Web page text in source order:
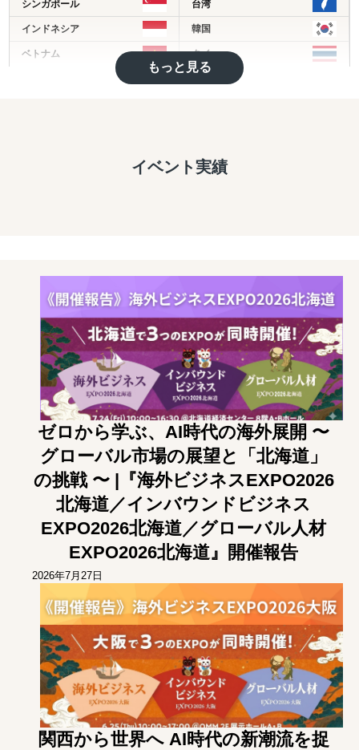
グローハイはこれまでに中小企業から大企業まで様々な規
模、業界の数多くの日本企業のアメリカ進出、中国進出、
ヨーロッパ進出を成功に導いてきました。
シンガポール 台湾
インドネシア 韓国
ベトナム タイ
マレーシア
ドイツ
オセアニア アフリカ
ロシア その他英語圏
もっと見る
イベント実績
ゼロから学ぶ、AI時代の海外展開 〜
グローバル市場の展望と「北海道」
の挑戦 〜 |『海外ビジネスEXPO2026
北海道／インバウンドビジネス
EXPO2026北海道／グローバル人材
EXPO2026北海道』開催報告
2026年7月27日
関西から世界へ AI時代の新潮流を捉